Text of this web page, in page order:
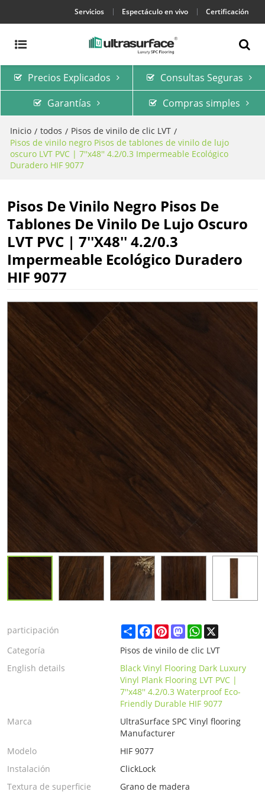
Servicios Espectáculo en vivo Certificación
Precios Explicados
Consultas Seguras
Garantías
Compras simples
Inicio / todos / Pisos de vinilo de clic LVT /
Pisos de vinilo negro Pisos de tablones de vinilo de lujo
oscuro LVT PVC | 7''x48'' 4.2/0.3 Impermeable Ecológico
Duradero HIF 9077
Pisos De Vinilo Negro Pisos De
Tablones De Vinilo De Lujo Oscuro
LVT PVC | 7''x48'' 4.2/0.3
Impermeable Ecológico Duradero
HIF 9077
participación ShareFacebook
PinterestMastodonWhatsApp
X
Categoría
Pisos de vinilo de clic LVT
English details
Black Vinyl Flooring Dark Luxury
Vinyl Plank Flooring LVT PVC |
7''x48'' 4.2/0.3 Waterproof Eco-
Friendly Durable HIF 9077
Marca
UltraSurface SPC Vinyl flooring
Manufacturer
Modelo
HIF 9077
Instalación
ClickLock
Textura de superficie
Grano de madera